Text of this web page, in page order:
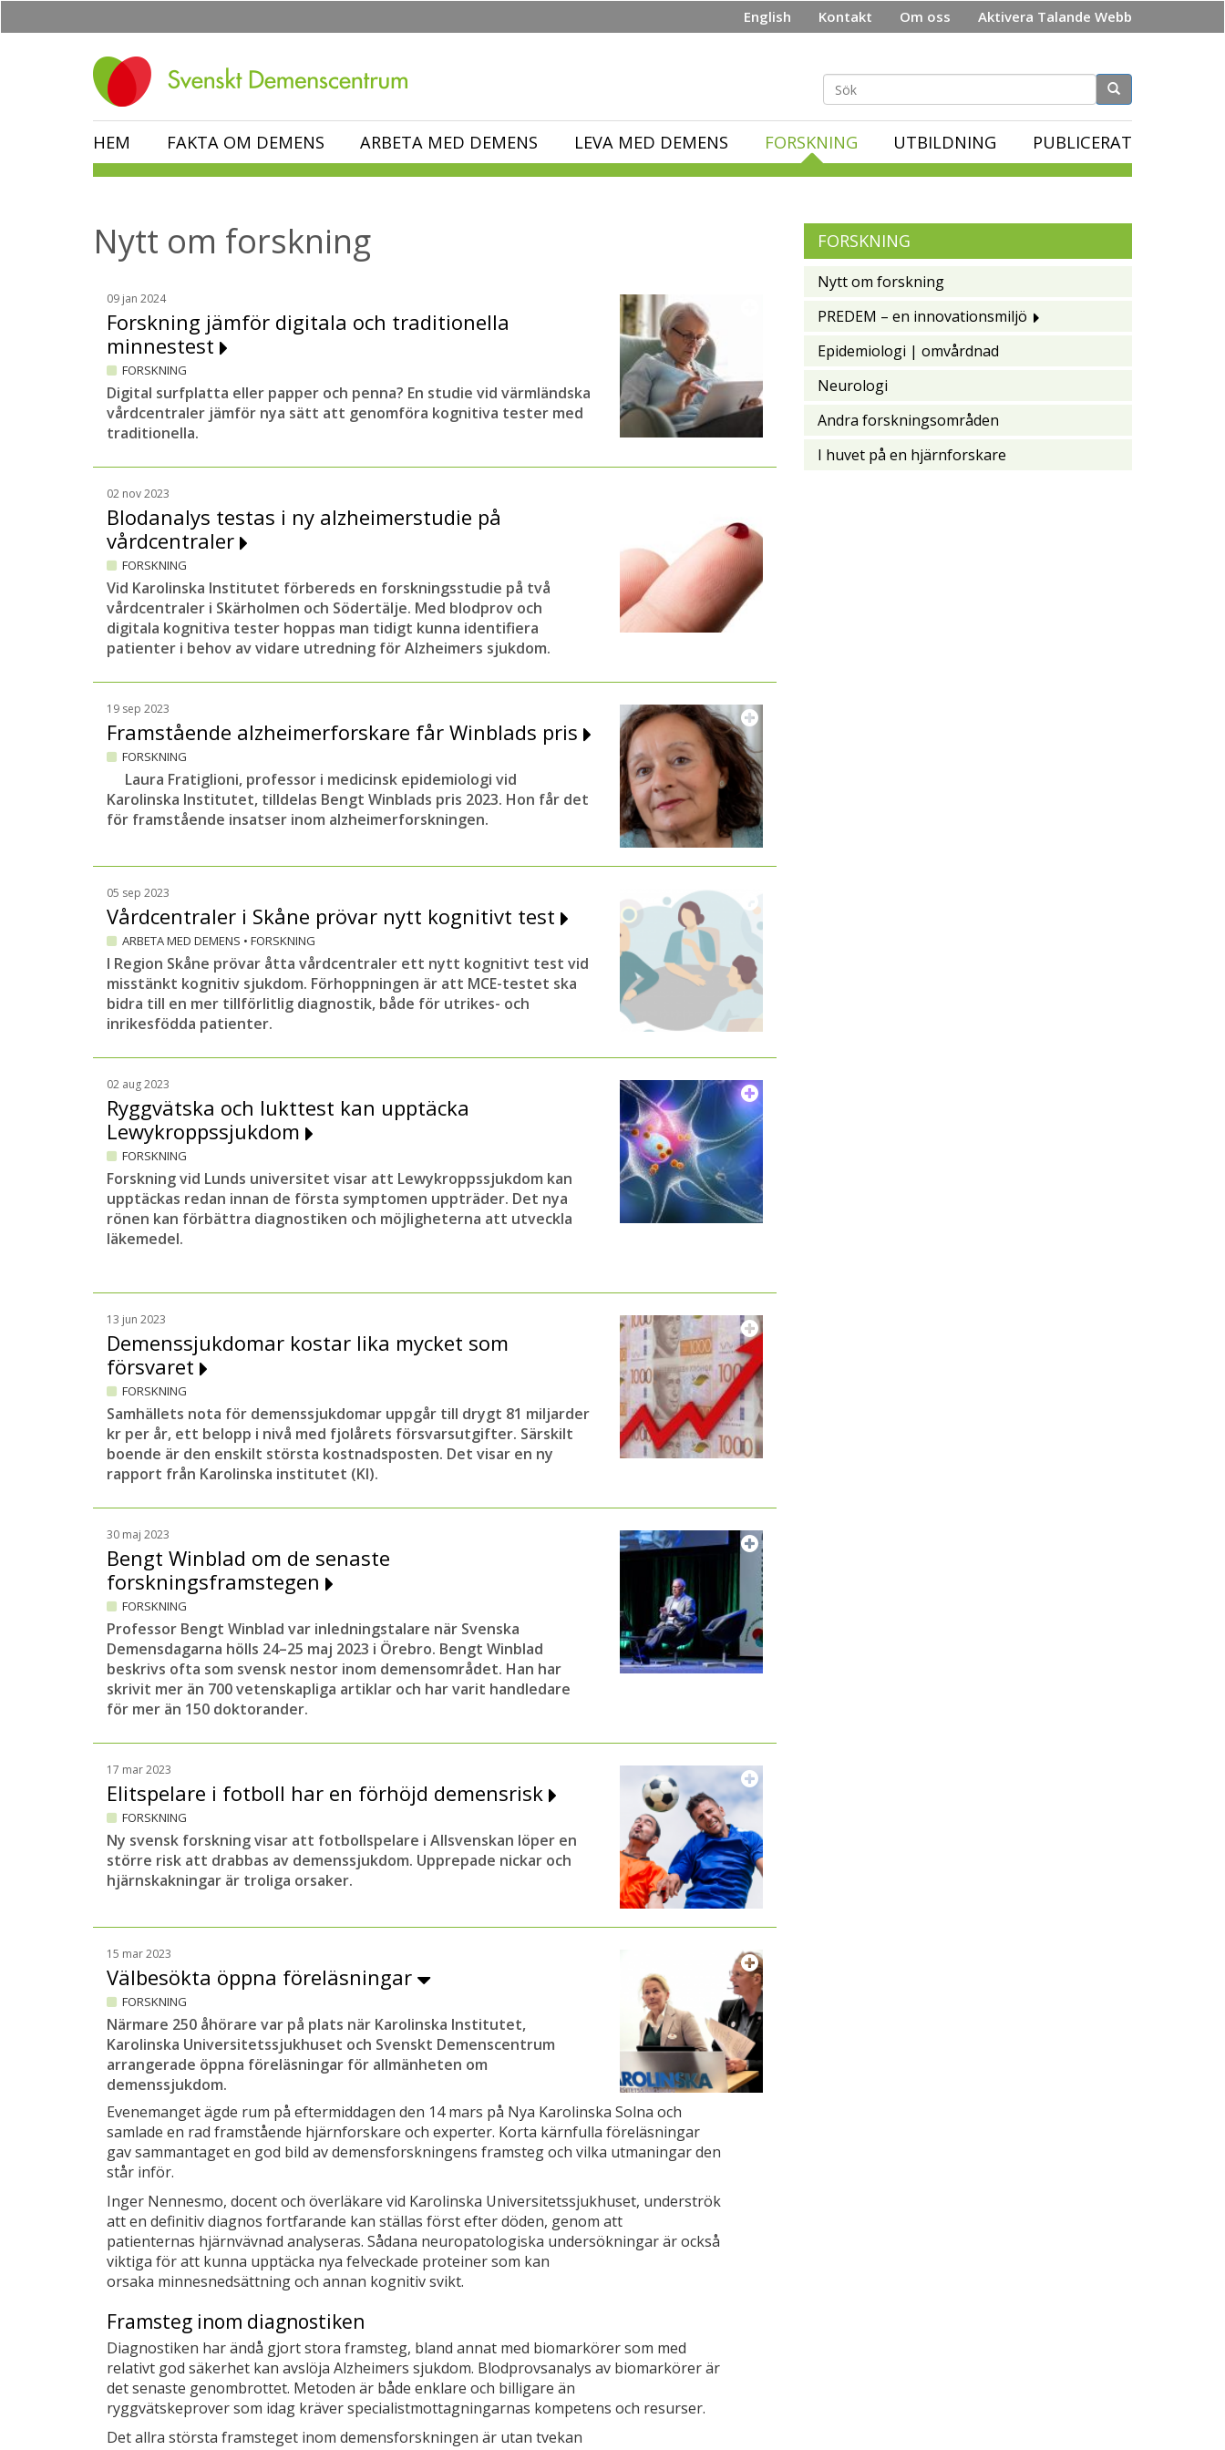
English Kontakt Om oss Aktivera Talande Webb
Sökformulär
HEM FAKTA OM DEMENS ARBETA MED DEMENS LEVA MED DEMENS FORSKNING UTBILDNING PUBLICERAT
Nytt om forskning
09 jan 2024
Forskning jämför digitala och traditionella
minnestest
FORSKNING
Digital surfplatta eller papper och penna? En studie vid värmländska
vårdcentraler jämför nya sätt att genomföra kognitiva tester med
traditionella.
02 nov 2023
Blodanalys testas i ny alzheimerstudie på
vårdcentraler
FORSKNING
Vid Karolinska Institutet förbereds en forskningsstudie på två
vårdcentraler i Skärholmen och Södertälje. Med blodprov och
digitala kognitiva tester hoppas man tidigt kunna identifiera
patienter i behov av vidare utredning för Alzheimers sjukdom.
19 sep 2023
Framstående alzheimerforskare får Winblads pris
FORSKNING
Laura Fratiglioni, professor i medicinsk epidemiologi vid
Karolinska Institutet, tilldelas Bengt Winblads pris 2023. Hon får det
för framstående insatser inom alzheimerforskningen.
05 sep 2023
Vårdcentraler i Skåne prövar nytt kognitivt test
ARBETA MED DEMENS • FORSKNING
I Region Skåne prövar åtta vårdcentraler ett nytt kognitivt test vid
misstänkt kognitiv sjukdom. Förhoppningen är att MCE-testet ska
bidra till en mer tillförlitlig diagnostik, både för utrikes- och
inrikesfödda patienter.
02 aug 2023
Ryggvätska och lukttest kan upptäcka
Lewykroppssjukdom
FORSKNING
Forskning vid Lunds universitet visar att Lewykroppssjukdom kan
upptäckas redan innan de första symptomen uppträder. Det nya
rönen kan förbättra diagnostiken och möjligheterna att utveckla
läkemedel.
13 jun 2023
Demenssjukdomar kostar lika mycket som
försvaret
FORSKNING
Samhällets nota för demenssjukdomar uppgår till drygt 81 miljarder
kr per år, ett belopp i nivå med fjolårets försvarsutgifter. Särskilt
boende är den enskilt största kostnadsposten. Det visar en ny
rapport från Karolinska institutet (KI).
30 maj 2023
Bengt Winblad om de senaste
forskningsframstegen
FORSKNING
Professor Bengt Winblad var inledningstalare när Svenska
Demensdagarna hölls 24–25 maj 2023 i Örebro. Bengt Winblad
beskrivs ofta som svensk nestor inom demensområdet. Han har
skrivit mer än 700 vetenskapliga artiklar och har varit handledare
för mer än 150 doktorander.
17 mar 2023
Elitspelare i fotboll har en förhöjd demensrisk
FORSKNING
Ny svensk forskning visar att fotbollspelare i Allsvenskan löper en
större risk att drabbas av demenssjukdom. Upprepade nickar och
hjärnskakningar är troliga orsaker.
15 mar 2023
Välbesökta öppna föreläsningar
FORSKNING
Närmare 250 åhörare var på plats när Karolinska Institutet,
Karolinska Universitetssjukhuset och Svenskt Demenscentrum
arrangerade öppna föreläsningar för allmänheten om
demenssjukdom.
Evenemanget ägde rum på eftermiddagen den 14 mars på Nya Karolinska Solna och
samlade en rad framstående hjärnforskare och experter. Korta kärnfulla föreläsningar
gav sammantaget en god bild av demensforskningens framsteg och vilka utmaningar den
står inför.
Inger Nennesmo, docent och överläkare vid Karolinska Universitetssjukhuset, underströk
att en definitiv diagnos fortfarande kan ställas först efter döden, genom att
patienternas hjärnvävnad analyseras. Sådana neuropatologiska undersökningar är också
viktiga för att kunna upptäcka nya felveckade proteiner som kan
orsaka minnesnedsättning och annan kognitiv svikt.
Framsteg inom diagnostiken
Diagnostiken har ändå gjort stora framsteg, bland annat med biomarkörer som med
relativt god säkerhet kan avslöja Alzheimers sjukdom. Blodprovsanalys av biomarkörer är
det senaste genombrottet. Metoden är både enklare och billigare än
ryggvätskeprover som idag kräver specialistmottagningarnas kompetens och resurser.
Det allra största framsteget inom demensforskningen är utan tvekan
FORSKNING
Nytt om forskning
PREDEM – en innovationsmiljö
Epidemiologi | omvårdnad
Neurologi
Andra forskningsområden
I huvet på en hjärnforskare